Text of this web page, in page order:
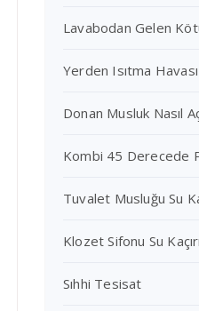
Lavabodan Gelen
Yerden Isıtma Havası
Donan Musluk Nasıl
Kombi 45 Derecede
Tuvalet Musluğu Su
Klozet Sifonu Su
Sıhhi Tesisat